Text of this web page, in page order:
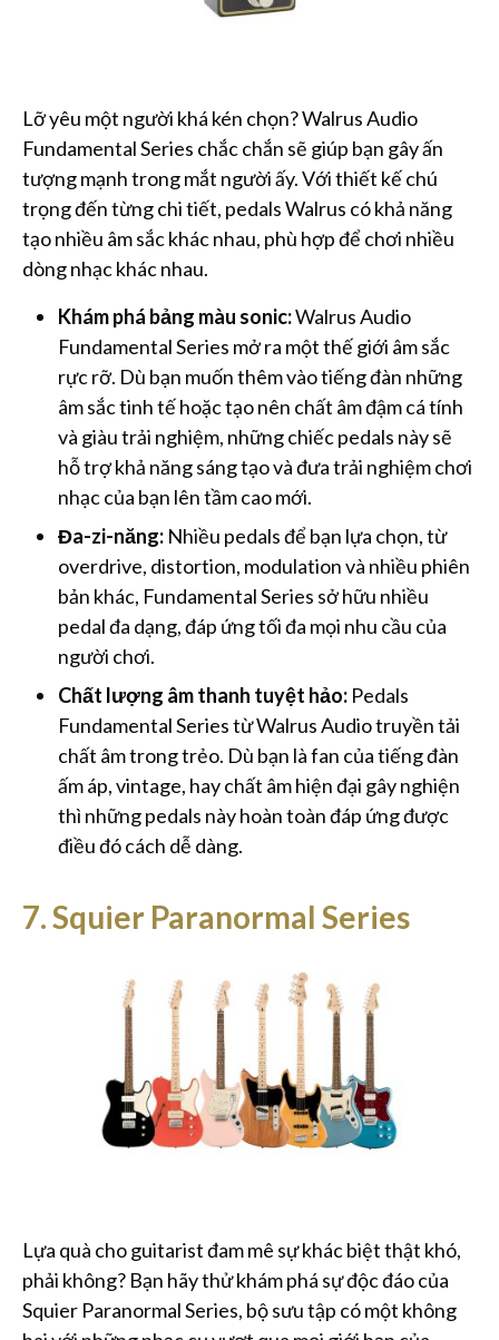
Lỡ yêu một người khá kén chọn? Walrus Audio
Fundamental Series chắc chắn sẽ giúp bạn gây ấn
tượng mạnh trong mắt người ấy. Với thiết kế chú
trọng đến từng chi tiết, pedals Walrus có khả năng
tạo nhiều âm sắc khác nhau, phù hợp để chơi nhiều
dòng nhạc khác nhau.
Khám phá bảng màu sonic:Walrus Audio
Fundamental Series mở ra một thế giới âm sắc
rực rỡ. Dù bạn muốn thêm vào tiếng đàn những
âm sắc tinh tế hoặc tạo nên chất âm đậm cá tính
và giàu trải nghiệm, những chiếc pedals này sẽ
hỗ trợ khả năng sáng tạo và đưa trải nghiệm chơi
nhạc của bạn lên tầm cao mới.
Đa-zi-năng: Nhiều pedals để bạn lựa chọn, từ
overdrive, distortion, modulation và nhiều phiên
bản khác, Fundamental Series sở hữu nhiều
pedal đa dạng, đáp ứng tối đa mọi nhu cầu của
người chơi.
Chất lượng âm thanh tuyệt hảo: Pedals
Fundamental Series từ Walrus Audio truyền tải
chất âm trong trẻo. Dù bạn là fan của tiếng đàn
ấm áp, vintage, hay chất âm hiện đại gây nghiện
thì những pedals này hoàn toàn đáp ứng được
điều đó cách dễ dàng.
7. Squier Paranormal Series
Lựa quà cho guitarist đam mê sự khác biệt thật khó,
phải không? Bạn hãy thử khám phá sự độc đáo của
Squier Paranormal Series, bộ sưu tập có một không